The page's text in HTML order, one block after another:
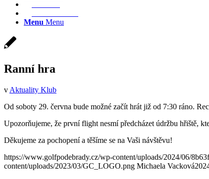
Menu Menu
Ranní hra
v Aktuality Klub
Od soboty 29. června bude možné začít hrát již od 7:30 ráno.
Upozorňujeme, že první flight nesmí předcházet údržbu hřiště,
Děkujeme za pochopení a těšíme se na Vaši návštěvu!
https://www.golfpodebrady.cz/wp-content/uploads/2024/06/
content/uploads/2023/03/GC_LOGO.png Michaela Vacková